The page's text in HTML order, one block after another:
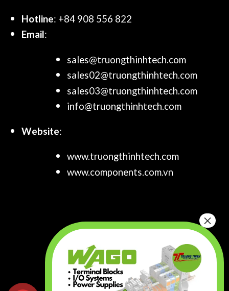
Hotline: +84 908 556 822
Email:
sales@truongthinhtech.com
sales02@truongthinhtech.com
sales03@truongthinhtech.com
info@truongthinhtech.com
Website:
www.truongthinhtech.com
www.components.com.vn